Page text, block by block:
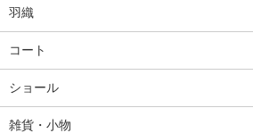
羽織
コート
ショール
雑貨・小物